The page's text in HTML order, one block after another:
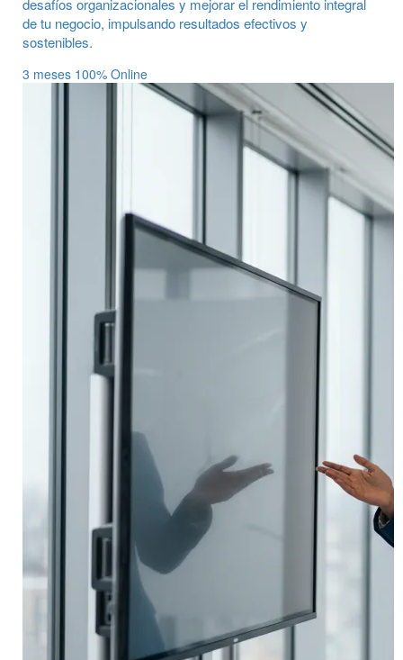
desafíos organizacionales y mejorar el rendimiento integral
de tu negocio, impulsando resultados efectivos y
sostenibles.
3 meses 100% Online